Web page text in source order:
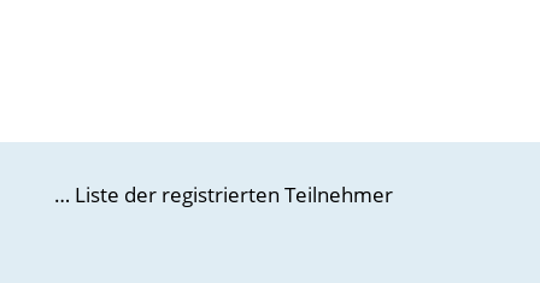
… Liste der registrierten Teilnehmer